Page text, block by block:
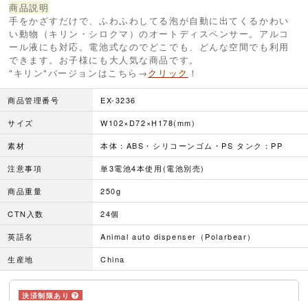
商品説明
手をかざすだけで、ふわふわしてる泡が自動に出てくるかわい
い動物（キリン・シロクマ）のオートディスペンサー。アルコ
ール液にも対応。電池式なのでどこでも、どんな空間でも利用
できます。お子様にも大人気な商品です。
"キリン"バージョンはこちら→クリック ！
商品管理番号 EX-3236
サイズ W102×D72×H178(mm)
素材 本体：ABS・シリコーンゴム・PS タンク：PP
注意事項 単3電池4本使用(電池別売)
商品重量 250g
CTN入数 24個
英語名 Animal auto dispenser（Polarbear）
生産地 China